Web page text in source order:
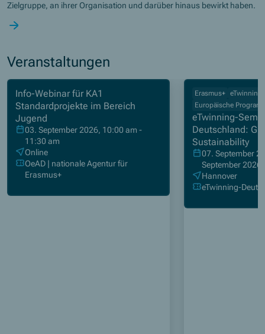
Zielgruppe, an ihrer Organisation und darüber hinaus bewirkt haben.
Veranstaltungen
Info-Webinar für KA1
Standardprojekte im Bereich
Jugend
03. September 2026, 10:00 am -
11:30 am
Online
OeAD | nationale Agentur für
Erasmus+
Erasmus+ eTwinning
Europäische
eTwinning-
Deutschland:
Sustainability
07. September
September 2026
Hannover
eTwinning-